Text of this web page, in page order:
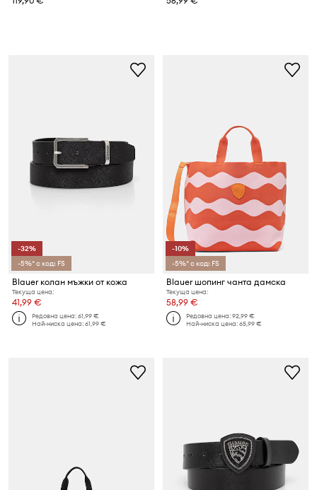
-32%
-5%* с код: FS
Blauer колан мъжки от кожа
Текуща цена:
41,99 €
Редовна цена:61,99 €
Най-ниска цена:61,99 €
-10%
-5%* с код: FS
Blauer шопинг чанта дамска
Текуща цена:
58,99 €
Редовна цена:92,99 €
Най-ниска цена:65,99 €